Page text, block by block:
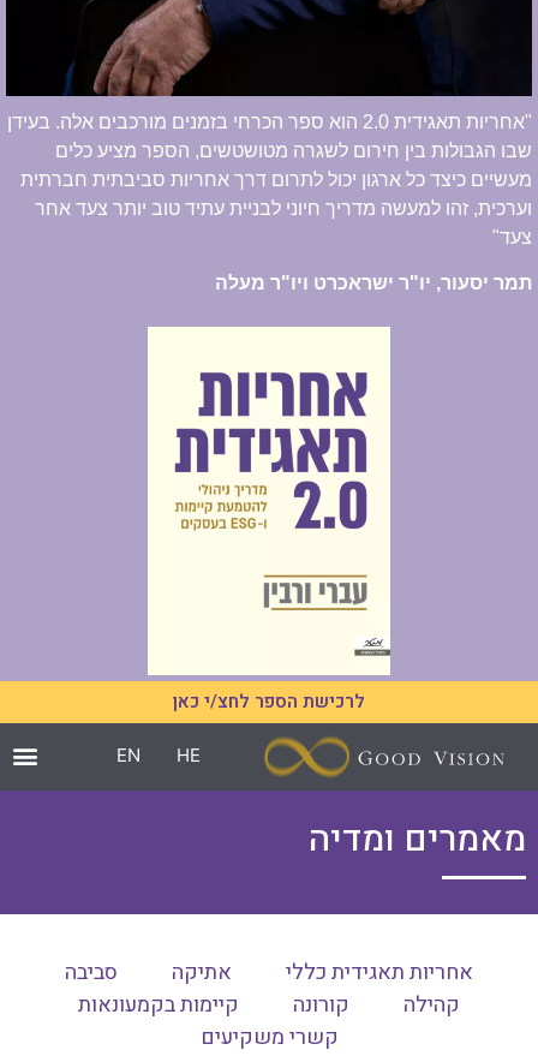
"אחריות תאגידית 2.0 הוא ספר הכרחי בזמנים מורכבים אלה. בעידן
שבו הגבולות בין חירום לשגרה מטושטשים, הספר מציע כלים
מעשיים כיצד כל ארגון יכול לתרום דרך אחריות סביבתית חברתית
וערכית, זהו למעשה מדריך חיוני לבניית עתיד טוב יותר צעד אחר
צעד"
תמר יסעור, יו"ר ישראכרט ויו"ר מעלה
לרכישת הספר לחצ/י כאן
HE
EN
מאמרים ומדיה
אחריות תאגידית כללי אתיקה
סביבה
קהילה
קורונה
קיימות בקמעונאות
קשרי משקיעים